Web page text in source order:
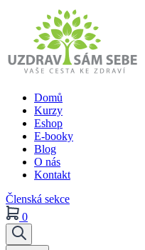
Domů
Kurzy
Eshop
E-booky
Blog
O nás
Kontakt
Členská sekce
0